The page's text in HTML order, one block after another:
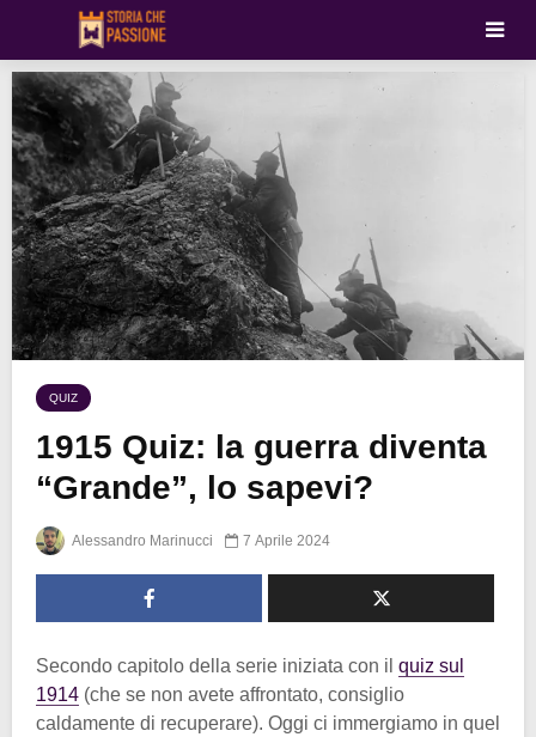
QUIZ
1915 Quiz: la guerra diventa
“Grande”, lo sapevi?
Alessandro Marinucci 7 Aprile 2024
Secondo capitolo della serie iniziata con il quiz sul
1914 (che se non avete affrontato, consiglio
caldamente di recuperare). Oggi ci immergiamo in quel